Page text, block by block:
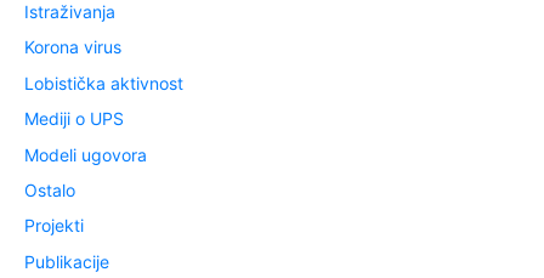
Istraživanja
Korona virus
Lobistička aktivnost
Mediji o UPS
Modeli ugovora
Ostalo
Projekti
Publikacije